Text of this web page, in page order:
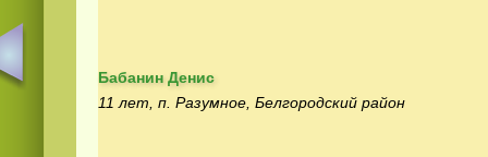
Бабанин Денис
11 лет, п. Разумное, Белгородский район